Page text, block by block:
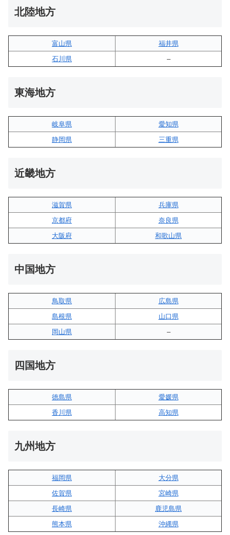
北陸地方
富山県
福井県
石川県
–
東海地方
岐阜県
愛知県
静岡県
三重県
近畿地方
滋賀県
兵庫県
京都府
奈良県
大阪府
和歌山県
中国地方
鳥取県
広島県
島根県
山口県
岡山県
–
四国地方
徳島県
愛媛県
香川県
高知県
九州地方
福岡県
大分県
佐賀県
宮崎県
長崎県
鹿児島県
熊本県
沖縄県